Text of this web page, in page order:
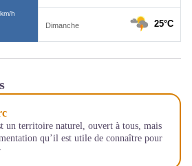
un territoire naturel, ouvert à tous, mais
qu’il est utile de connaître pour